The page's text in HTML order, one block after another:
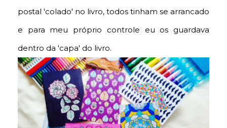
postal 'colado' no livro, todos tinham se arrancado
e para meu próprio controle eu os guardava
dentro da 'capa' do livro.